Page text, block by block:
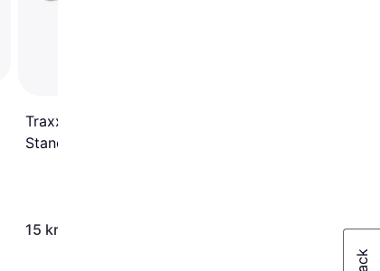
Traxxas Body Clips
Standard (12)
15 kr.